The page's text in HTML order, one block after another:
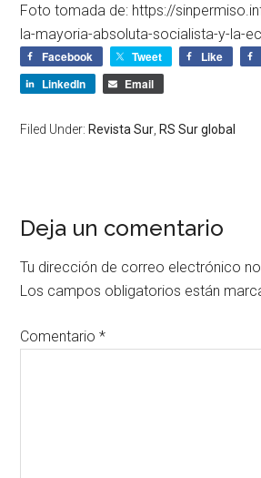
Foto tomada de: https://
la-mayoria-absoluta-socialista-y-la-
Facebook Tweet Like
LinkedIn
Email
Filed Under: Revista Sur RS Sur global
Deja un comentario
Tu dirección de correo electrónico
Los campos obligatorios están
Comentario*